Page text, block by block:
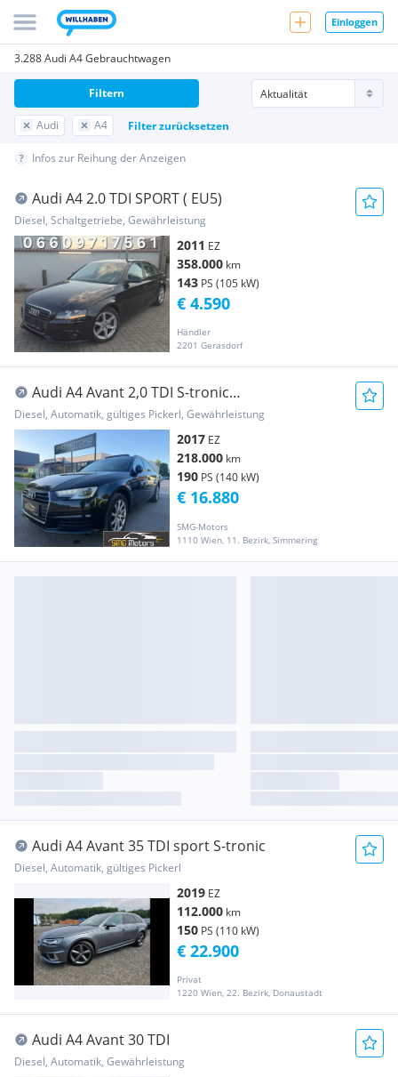
Einloggen
3.288 Audi A4 Gebrauchtwagen
Audi A4 Filter zurücksetzen
Filtern
Infos zur Reihung der Anzeigen
Audi A4 2.0 TDI SPORT ( EU5)
Diesel, Schaltgetriebe, Gewährleistung
2011 EZ
358.000 km
143 PS (105 kW)
Händler
2201 Gerasdorf
€ 4.590
Audi A4 Avant 2,0 TDI S-tronic
VIGNETTE,VOLLTANK U...
Diesel, Automatik, gültiges Pickerl, Gewährleistung
2017 EZ
218.000 km
190 PS (140 kW)
SMG-Motors
1110 Wien, 11. Bezirk, Simmering
€ 16.880
Audi A4 Avant 35 TDI sport S-tronic
Diesel, Automatik, gültiges Pickerl
2019 EZ
112.000 km
150 PS (110 kW)
Privat
1220 Wien, 22. Bezirk, Donaustadt
€ 22.900
Audi A4 Avant 30 TDI
Diesel, Automatik, Gewährleistung